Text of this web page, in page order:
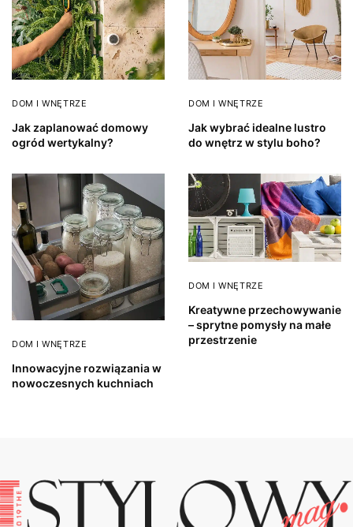
DOM I WNĘTRZE
Jak zaplanować domowy
ogród wertykalny?
DOM I WNĘTRZE
Jak wybrać idealne lustro
do wnętrz w stylu boho?
DOM I WNĘTRZE
Innowacyjne rozwiązania w
nowoczesnych kuchniach
DOM I WNĘTRZE
Kreatywne przechowywanie
– sprytne pomysły na małe
przestrzenie